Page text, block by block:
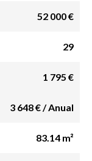
52 000 €
29
1 795 €
3 648 € / Anual
83.14 m²